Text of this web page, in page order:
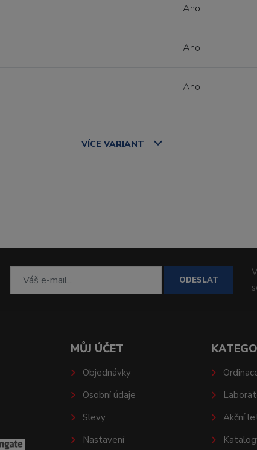
Ano
Ano
Ano
VÍCE VARIANT
ODESLAT
MŮJ ÚČET
Objednávky
Osobní údaje
Slevy
Nastavení
Akční